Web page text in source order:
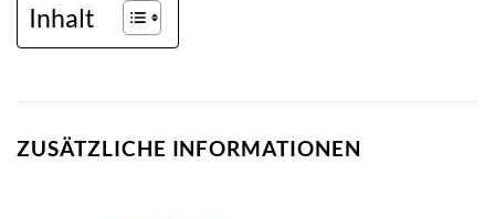
Inhalt
ZUSÄTZLICHE INFORMATIONEN